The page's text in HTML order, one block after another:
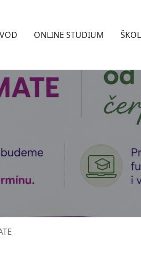
ONLINE STUDIUM